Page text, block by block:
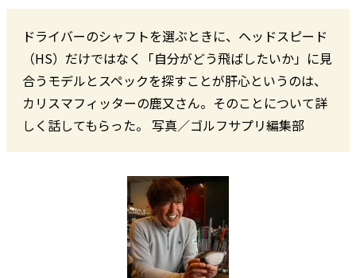
ドライバーのシャフトを選ぶときに、ヘッドスピード
（HS）だけではなく「自分がどう飛ばしたいか」に見
合うモデルとスペックを探すことが肝心というのは、
カリスマフィッターの鹿又さん。そのことについて詳
しく話してもらった。 写真／ゴルフサプリ編集部